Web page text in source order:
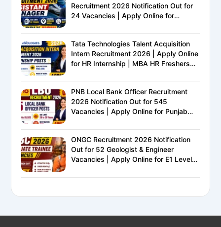
Recruitment 2026 Notification Out for
24 Vacancies | Apply Online for
Tata Technologies Talent Acquisition
Intern Recruitment 2026 | Apply Online
for HR Internship | MBA HR Freshers
PNB Local Bank Officer Recruitment
2026 Notification Out for 545
Vacancies | Apply Online for Punjab
ONGC Recruitment 2026 Notification
Out for 52 Geologist & Engineer
Vacancies | Apply Online for E1 Level